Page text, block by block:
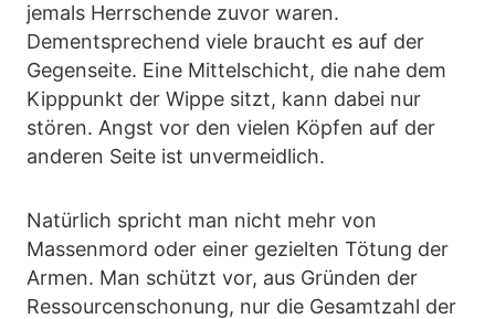
jemals Herrschende zuvor waren.
Dementsprechend viele braucht es auf der
Gegenseite. Eine Mittelschicht, die nahe dem
Kipppunkt der Wippe sitzt, kann dabei nur
stören. Angst vor den vielen Köpfen auf der
anderen Seite ist unvermeidlich.
Natürlich spricht man nicht mehr von
Massenmord oder einer gezielten Tötung der
Armen. Man schützt vor, aus Gründen der
Ressourcenschonung, nur die Gesamtzahl der